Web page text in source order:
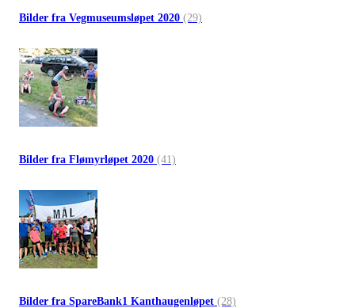
Bilder fra Vegmuseumsløpet 2020 (29)
Bilder fra Flømyrløpet 2020 (41)
Bilder fra SpareBank1 Kanthaugenløpet (28)